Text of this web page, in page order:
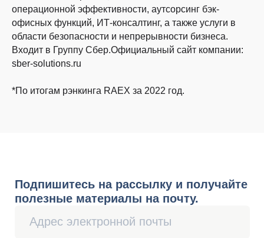
операционной эффективности, аутсорсинг бэк-
офисных функций, ИТ-консалтинг, а также услуги в
области безопасности и непрерывности бизнеса.
Входит в Группу Сбер.Официальный сайт компании:
sber-solutions.ru
*По итогам рэнкинга RAEX за 2022 год.
Бухгалтерия
Ведение бухгалтерского и налогового
учёта
• Для крупного и среднего бизнеса
Подготовка управленческой
Проверка и восстановление
Переход на кадровый ЭДО
Ведение воинского учёта
Консультации по кадровым вопросам
Финансовый консалтинг